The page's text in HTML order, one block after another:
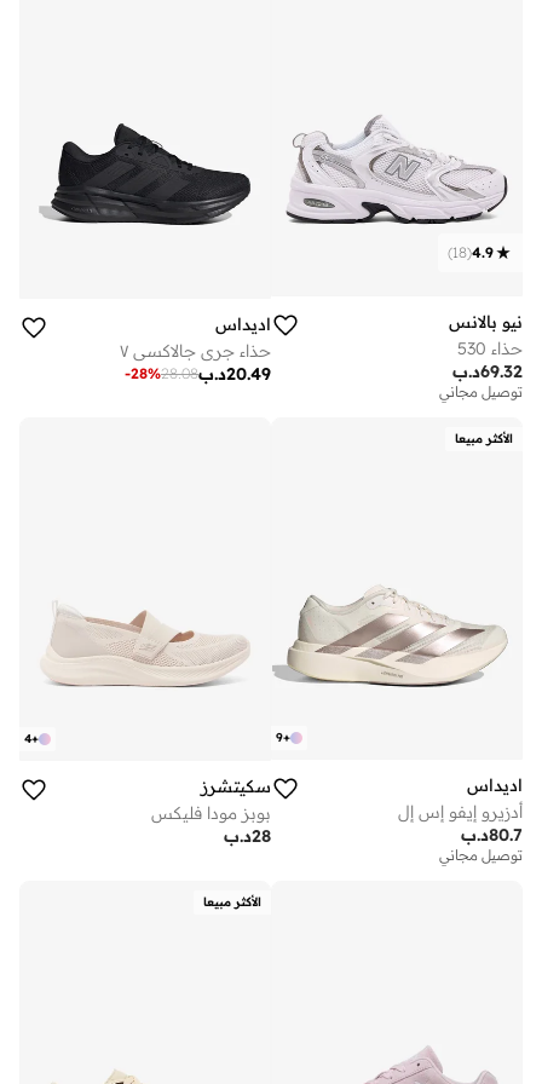
4.9
(
18
)
نيو بالانس
حذاء 530
د.ب69.32
توصيل مجاني
اديداس
حذاء جري جالاكسي ٧
د.ب20.49
28.08
-28%
الأكثر مبيعا
+
9
اديداس
أدزيرو إيفو إس إل
د.ب80.7
توصيل مجاني
+
4
سكيتشرز
بوبز مودا فليكس
د.ب28
الأكثر مبيعا